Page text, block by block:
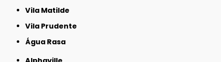
Vila Matilde
Vila Prudente
Água Rasa